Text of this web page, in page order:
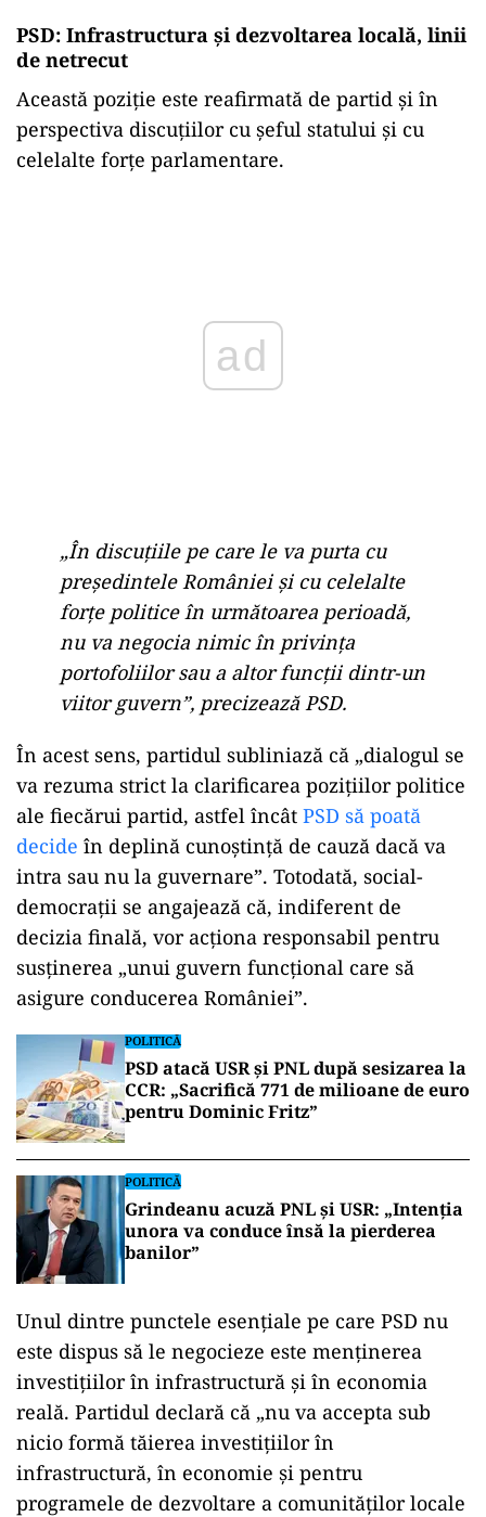
PSD: Infrastructura și dezvoltarea locală, linii
de netrecut
Această poziție este reafirmată de partid și în
perspectiva discuțiilor cu șeful statului și cu
celelalte forțe parlamentare.
„În discuțiile pe carele va purta cu
președinteleRomâniei și cu celelalte
forțe politiceîn următoarea perioadă,
nu va negocia nimicîn privința
portofoliilorsau a altorfuncții dintr-un
viitorguvern”, precizeazăPSD.
În acest sens, partidul subliniază că „dialogul se
va rezuma strict la clarificarea pozițiilorpolitice
ale fiecărui partid, astfel încât PSD să poată
decide în deplină cunoștință de cauză dacă va
intra sau nu la guvernare”. Totodată, social-
democrații se angajează că, indiferent de
decizia finală, vor acționa responsabil pentru
susținerea „unui guvern funcțional care să
asigure conducerea României”.
POLITICĂ
PSD atacă USR și PNL după sesizarea la
CCR: „Sacrifică 771 de milioane de euro
pentru Dominic Fritz”
POLITICĂ
Grindeanu acuză PNL și USR: „Intenția
unora va conduce însă la pierderea
banilor”
Unul dintre punctele esențiale pe care PSD nu
este dispus să le negocieze este menținerea
investițiilorîn infrastructură și în economia
reală. Partidul declară că „nu va accepta sub
nicio formă tăierea investițiilorîn
infrastructură, în economie și pentru
programele de dezvoltare a comunitățilorlocale